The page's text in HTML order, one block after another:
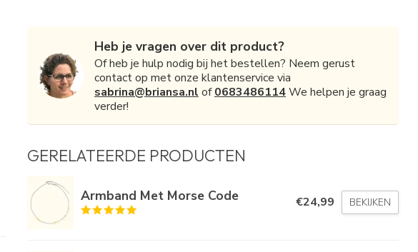
Heb je vragen over dit product?
Of heb je hulp nodig bij het bestellen? Neem gerust
contact op met onze klantenservice via
sabrina@briansa.nl of0683486114We helpen je graag
verder!
GERELATEERDE PRODUCTEN
Armband Met Morse Code €24,99 BEKIJKEN